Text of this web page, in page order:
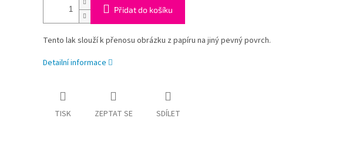
Přidat do košíku
Tento lak slouží k přenosu obrázku z papíru na jiný pevný povrch.
Detailní informace
TISK ZEPTAT SE SDÍLET